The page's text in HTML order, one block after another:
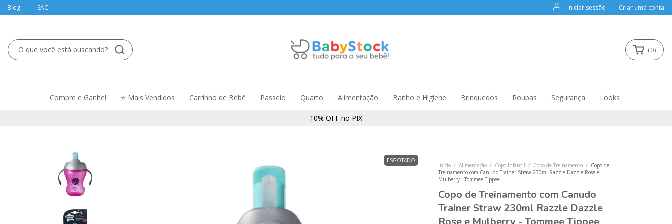
Blog SAC Iniciar sessão | Criar uma conta
10% OFF no PIX
(0)
Compre e Ganhe! ⭐ Mais Vendidos Carrinho de Bebê Passeio Quarto Alimentação Banho e Higiene Brinquedos Roupas Segurança Looks
ESGOTADO
Início / Alimentação / Copo Infantil / Copo de Treinamento / Copo de
Treinamento com Canudo Trainer Straw 230ml Razzle Dazzle Rose e
Mulberry - Tommee Tippee
Copo de Treinamento com Canudo
Trainer Straw 230ml Razzle Dazzle